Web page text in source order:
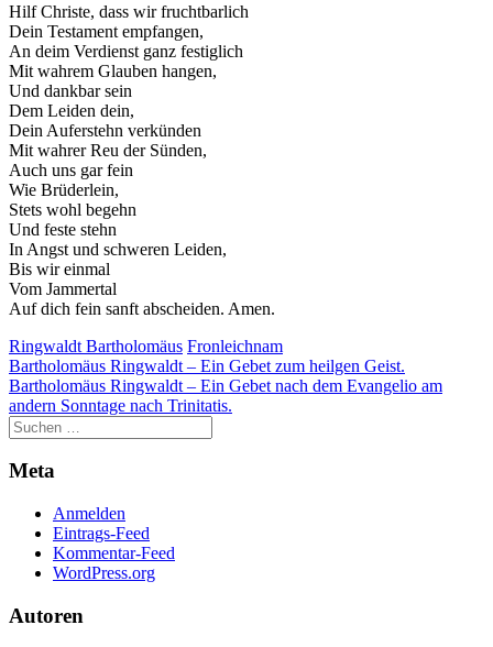
Hilf Christe, dass wir fruchtbarlich
Dein Testament empfangen,
An deim Verdienst ganz festiglich
Mit wahrem Glauben hangen,
Und dankbar sein
Dem Leiden dein,
Dein Auferstehn verkünden
Mit wahrer Reu der Sünden,
Auch uns gar fein
Wie Brüderlein,
Stets wohl begehn
Und feste stehn
In Angst und schweren Leiden,
Bis wir einmal
Vom Jammertal
Auf dich fein sanft abscheiden. Amen.
Ringwaldt Bartholomäus Fronleichnam
Beitragsnavigation
Bartholomäus Ringwaldt – Ein Gebet zum heilgen Geist.
Bartholomäus Ringwaldt – Ein Gebet nach dem Evangelio am
andern Sonntage nach Trinitatis.
Meta
Anmelden
Eintrags-Feed
Kommentar-Feed
WordPress.org
Autoren
Notwendig
Diese
Cookies
sind nicht
optional.
Sie werden
benötigt,
damit die
Website
funktioniert.
Mit diesen
können wir die
Funktionsweise
und Struktur
der Website
Nutzung